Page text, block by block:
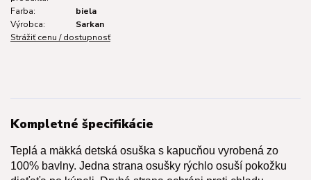
Farba:
biela
Výrobca:
Sarkan
Strážiť cenu / dostupnosť
Kompletné špecifikácie
Teplá a mäkká detská osuška s kapucňou vyrobená zo
100% bavlny. Jedna strana osušky rýchlo osuší pokožku